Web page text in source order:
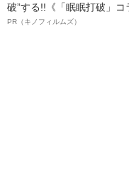
破”する!!《「眠眠打破」コ
ボ》
PR（キノフィルムズ）